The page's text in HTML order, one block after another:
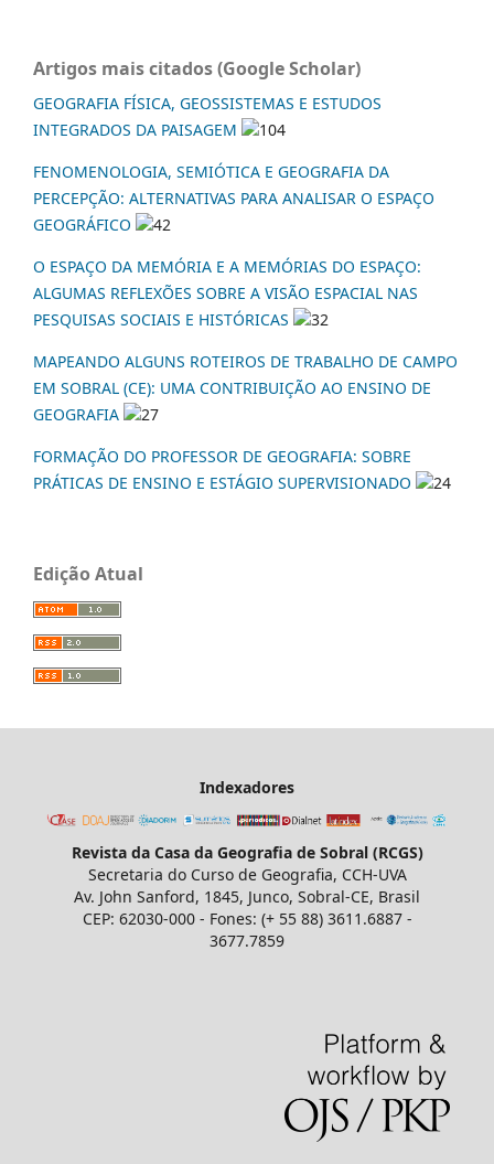
Artigos mais citados (Google Scholar)
GEOGRAFIA FÍSICA, GEOSSISTEMAS E ESTUDOS
INTEGRADOS DA PAISAGEM
104
FENOMENOLOGIA, SEMIÓTICA E GEOGRAFIA DA
PERCEPÇÃO: ALTERNATIVAS PARA ANALISAR O ESPAÇO
GEOGRÁFICO
42
O ESPAÇO DA MEMÓRIA E A MEMÓRIAS DO ESPAÇO:
ALGUMAS REFLEXÕES SOBRE A VISÃO ESPACIAL NAS
PESQUISAS SOCIAIS E HISTÓRICAS
32
MAPEANDO ALGUNS ROTEIROS DE TRABALHO DE CAMPO
EM SOBRAL (CE): UMA CONTRIBUIÇÃO AO ENSINO DE
GEOGRAFIA
27
FORMAÇÃO DO PROFESSOR DE GEOGRAFIA: SOBRE
PRÁTICAS DE ENSINO E ESTÁGIO SUPERVISIONADO
24
Edição Atual
Indexadores
Revista da Casa da Geografia de Sobral (RCGS)
Secretaria do Curso de Geografia, CCH-UVA
Av. John Sanford, 1845, Junco, Sobral-CE, Brasil
CEP: 62030-000 - Fones: (+ 55 88) 3611.6887 -
3677.7859